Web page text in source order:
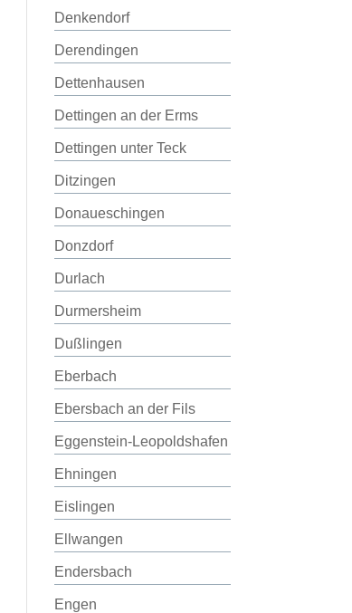
Denkendorf
Derendingen
Dettenhausen
Dettingen an der Erms
Dettingen unter Teck
Ditzingen
Donaueschingen
Donzdorf
Durlach
Durmersheim
Dußlingen
Eberbach
Ebersbach an der Fils
Eggenstein-Leopoldshafen
Ehningen
Eislingen
Ellwangen
Endersbach
Engen